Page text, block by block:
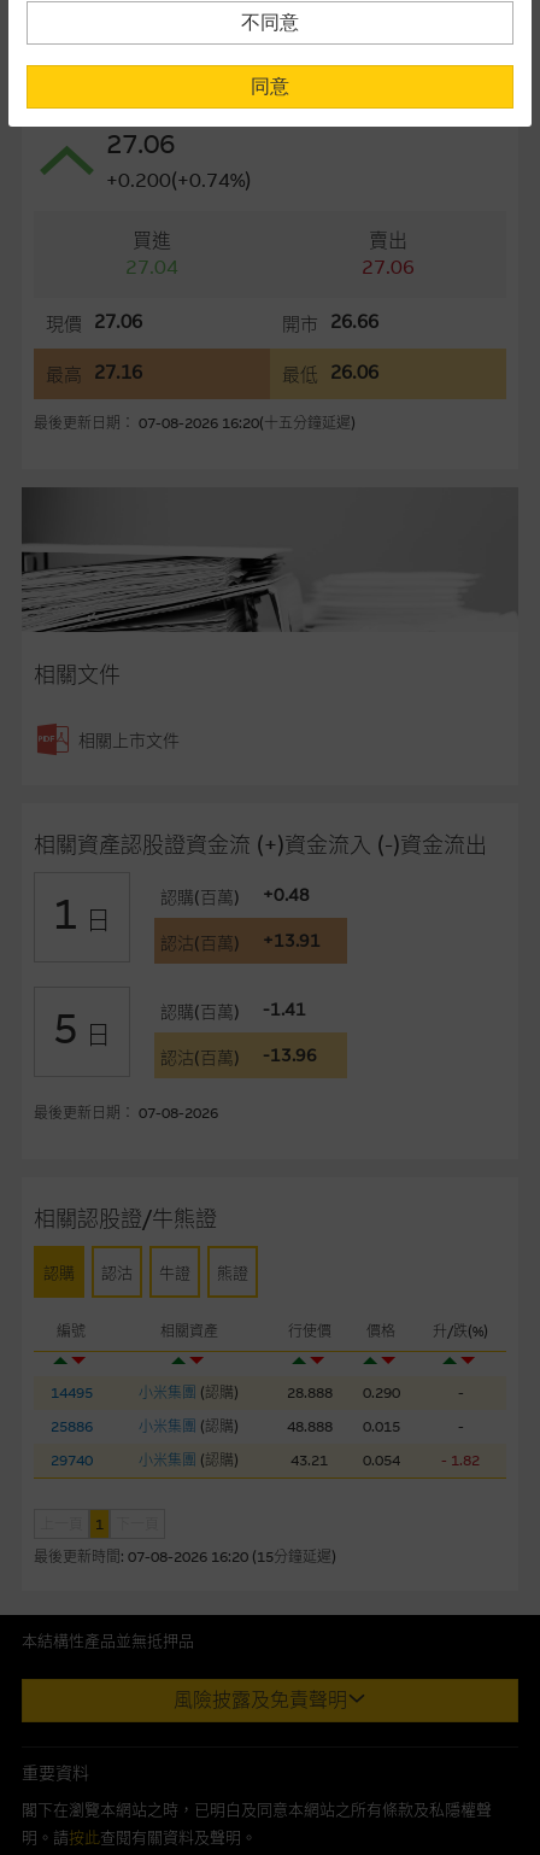
相關資產資料
1810 小米集團
27.06
+0.200(+0.74%)
買進
27.04
賣出
27.06
現價 27.06 開市 26.66
最高 27.16 最低 26.06
最後更新日期： 07-08-2026 16:20(十五分鐘延遲)
相關文件
相關上市文件
相關資產認股證資金流 (+)資金流入 (-)資金流出
1 日
認購(百萬) +0.48
認沽(百萬) +13.91
5 日
認購(百萬) -1.41
認沽(百萬) -13.96
最後更新日期： 07-08-2026
相關認股證/牛熊證
認購 認沽 牛證 熊證
編號 相關資產 行使價 價格 升/跌(%)
14495 小米集團 (認購) 28.888 0.290
-
25886
小米集團 (認購) 48.888 0.015
-
29740
小米集團 (認購) 43.21 0.054 - 1.82
1
最後更新時間: 07-08-2026 16:20 (15分鐘延遲)
民使用，並不提供或發售予美國人。本網站內容無意要約或唆使
閣下購買證券、基金單位或其他投資工具(不論在參考條款上或在
其他地方)，但清楚表明上述意圖的個別段落則屬例外。
提供網站內容的基準 – 使用時請考慮個人風險
網站內容來自我們在所示日期時認為可靠之來源，且均以真誠提
供。惟麥格理集團並無核實所有網站內容，故就閣下的目的而
務更新網站內容，或修正任何其後變為明顯失實之地方。網站內
容所載的意見、預測及其他資料可予更改或刪除，而毋須作出通
數而預備的，不構成我們提出的意見。所用假設及參數並非唯一
可以合理選擇到的，因此並不保證該類報價單、公開資料或分析
整、可靠、準確、合時或適合，亦不為資料的準確程度、完整性
及合時性負上責任，除非這是有關適用的的法律及/或法規所規
定。
網站內容不構成要約及徵求要約，或作為任何合約的根據，以購
買或銷售任何證券、貸款或其他工具。網站內容由麥格理集團所
品的過去業績並不保證或預測將來表現。
事、高層職員、僱員或代理人不作陳述，亦不保證網站內容，或
任何與本網站相連結的第三者網站，在任何用途方面均可靠、完
整、合時及準確，對任何因任何形式(包括疏忽)由於網站內容的
錯誤、失實、遺漏、或任何人士對網站內容的依賴而導致的損失
或損毀，亦一概不會承擔責任或債務。
與結構性產品有關的風險
無法收回部份或全部應收款項。結構性產品價格可升可跌。過往
自行評估箇中風險。如有需要，請徵詢獨立之專業意見。牛熊證
損失全部投資；而(ii)R類牛熊證之剩餘價值則可能為零。
網站連結
本網站或載有連接非由麥格理集團管理的網站的連結。此等連結
理集團對此等網站的內容及所介紹的產品或服務，均無任何操控
權，因此對此等網站的內容及所介紹服務或產品是否準確或合
接的第三者查詢。此外，載有第三者網站的連結，不應視為該第
三者推介本網站。
覽者複製此等網站的任何內容，因該等內容可能屬他人的知識產
經由本網站接觸到的軟件應用
用此等屬於第三者的軟件，須自負全責。此等軟件的使用，可能
受軟件持有人訂出的使用條款約束。
不同意
同意
本結構性產品並無抵押品
此內容來自我們在所示日期時認為可靠之來源，且均以真誠提供。然
而，Macquarie Capital Limited (CE No. AAC 534)(「 MCL 」)不作陳
亦不為資料的準確程度、完整性及合時性負上責任。
本網址由香港證券及期貨事務監察委員會註冊交易商MCL提供。MCL為
本文所提及上市股份有關的Macquarie Bank Limited (ABN 46 008
風險披露及免責聲明
重要資料
閣下在瀏覽本網站之時，已明白及同意本網站之所有條款及私隱權聲
明。請按此查閱有關資料及聲明。